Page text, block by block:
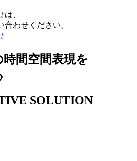
、
わせください。
間空間表現を
SOLUTION